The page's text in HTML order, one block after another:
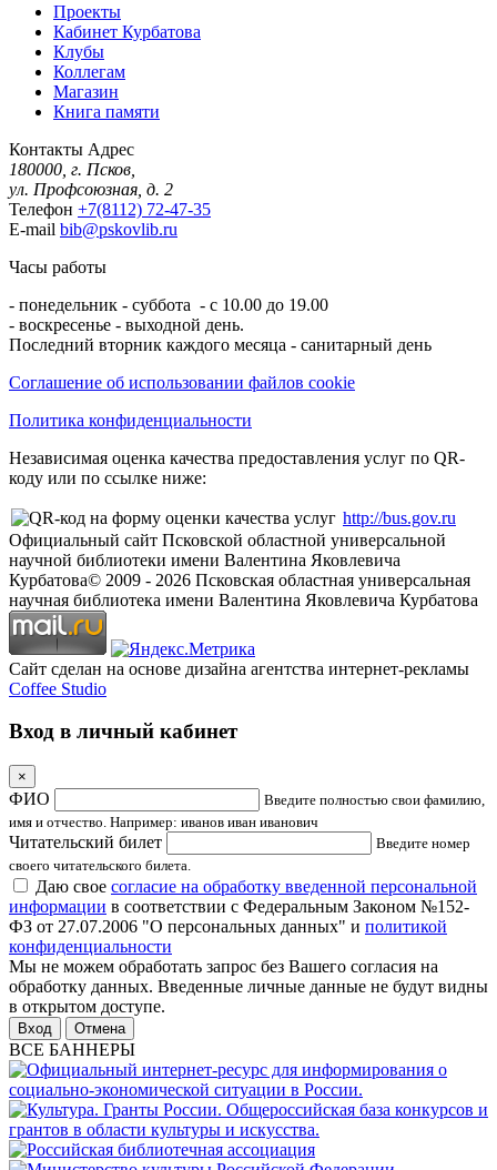
Проекты
Кабинет Курбатова
Клубы
Коллегам
Магазин
Книга памяти
Контакты Адрес
180000, г. Псков,
ул. Профсоюзная, д. 2
Телефон +7(8112) 72-47-35
E-mail bib@pskovlib.ru
Часы работы
- понедельник - суббота - с 10.00 до 19.00
- воскресенье - выходной день.
Последний вторник каждого месяца - санитарный день
Соглашение об использовании файлов cookie
Политика конфиденциальности
Независимая оценка качества предоставления услуг по QR-
коду или по ссылке ниже:
http://bus.gov.ru
Официальный сайт Псковской областной универсальной
научной библиотеки имени Валентина Яковлевича
Курбатова© 2009 - 2026 Псковская областная универсальная
научная библиотека имени Валентина Яковлевича Курбатова
Сайт сделан на основе дизайна агентства интернет-рекламы
Coffee Studio
Вход в личный кабинет
×
ФИО
Введите полностью свои фамилию,
имя и отчество. Например: иванов иван иванович
Читательский билет
Введите номер
своего читательского билета.
Даю свое согласие на обработку введенной персональной
информации в соответствии с Федеральным Законом №152-
ФЗ от 27.07.2006 "О персональных данных" и политикой
конфиденциальности
Мы не можем обработать запрос без Вашего согласия на
обработку данных. Введенные личные данные не будут видны
в открытом доступе.
Отмена
ВСЕ БАННЕРЫ